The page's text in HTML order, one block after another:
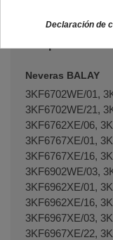
Recambio
Neveras BALAY
3KF6702WE/01,
3KF6702WE/21,
3KF6762XE/06,
3KF6767XE/01,
3KF6767XE/16,
3KF6902WE/03,
3KF6962XE/01,
3KF6962XE/16,
3KF6967XE/03,
3KF6967XE/22,
Declaración de